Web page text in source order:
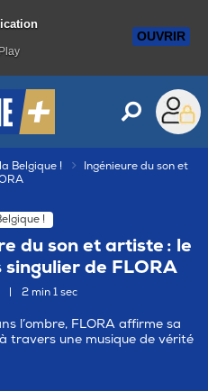
OUVRIR
Belgique !
Ingénieure du son et
!
du son et artiste : le
de FLORA
2 min 1 sec
l’ombre, FLORA affirme sa
travers une musique de vérité